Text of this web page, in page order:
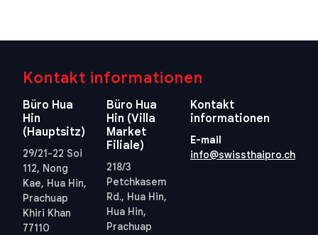
Kontakt informationen
Büro Hua
Hin
(Hauptsitz)
29/21-22 Soi
112, Nong
Kae, Hua Hin,
Prachuap
Khiri Khan
77110
Büro Hua
Hin (Villa
Market
Filiale)
218/3
Petchkasem
Rd., Hua Hin,
Hua Hin,
Prachuap
Kontakt
informationen
E-mail
info@swissthaipro.ch